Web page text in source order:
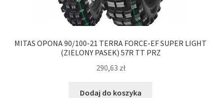
MITAS OPONA 90/100-21 TERRA FORCE-EF SUPER LIGHT
(ZIELONY PASEK) 57R TT PRZ
290,63 zł
Dodaj do koszyka